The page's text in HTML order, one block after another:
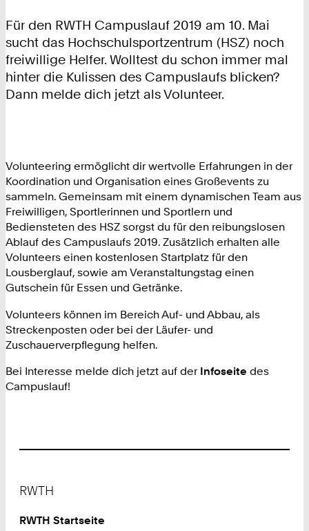
Für den RWTH Campuslauf 2019 am 10. Mai
sucht das Hochschulsportzentrum (HSZ) noch
freiwillige Helfer. Wolltest du schon immer mal
hinter die Kulissen des Campuslaufs blicken?
Dann melde dich jetzt als Volunteer.
Volunteering ermöglicht dir wertvolle Erfahrungen in der
Koordination und Organisation eines Großevents zu
sammeln. Gemeinsam mit einem dynamischen Team aus
Freiwilligen, Sportlerinnen und Sportlern und
Bediensteten des HSZ sorgst du für den reibungslosen
Ablauf des Campuslaufs 2019. Zusätzlich erhalten alle
Volunteers einen kostenlosen Startplatz für den
Lousberglauf, sowie am Veranstaltungstag einen
Gutschein für Essen und Getränke.
Volunteers können im Bereich Auf- und Abbau, als
Streckenposten oder bei der Läufer- und
Zuschauerverpflegung helfen.
Bei Interesse melde dich jetzt auf der Infoseite des
Campuslauf!
RWTH
RWTH Startseite